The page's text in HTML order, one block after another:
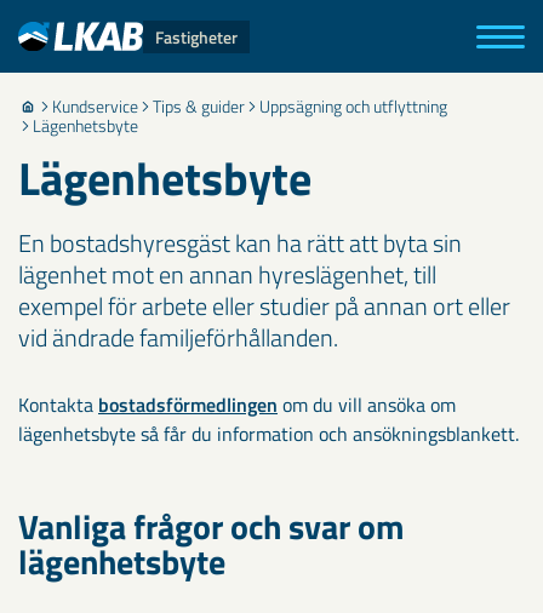
Fastigheter
Kundservice Tips & guider Uppsägning och utflyttning
Lägenhetsbyte
Lägenhetsbyte
En bostadshyresgäst kan ha rätt att byta sin
lägenhet mot en annan hyreslägenhet, till
exempel för arbete eller studier på annan ort eller
vid ändrade familjeförhållanden.
Kontakta bostadsförmedlingen om du vill ansöka om
lägenhetsbyte så får du information och ansökningsblankett.
Vanliga frågor och svar om
lägenhetsbyte